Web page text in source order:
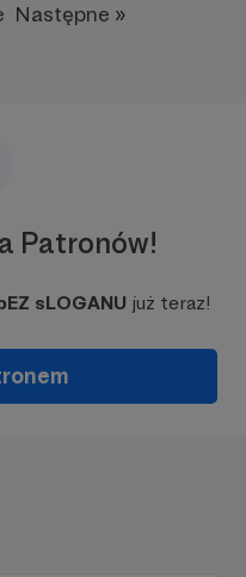
Następne »
Patronów!
sLOGANU już teraz!